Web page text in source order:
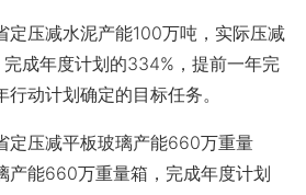
压减水泥产能100万吨，实际压减
成年度计划的334%，提前一年完
动计划确定的目标任务。
压减平板玻璃产能660万重量
产能660万重量箱，完成年度计划